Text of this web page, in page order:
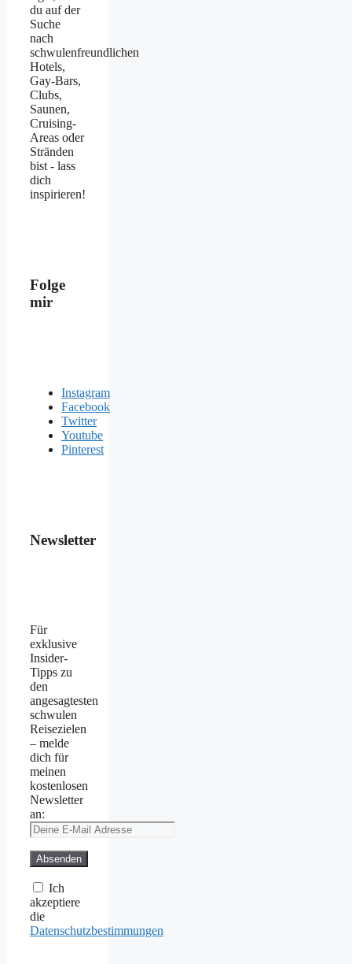
du auf der
Suche
nach
schwulenfreundlichen
Hotels,
Gay-Bars,
Clubs,
Saunen,
Cruising-
Areas oder
Stränden
bist - lass
dich
inspirieren!
Folge
mir
Instagram
Facebook
Twitter
Youtube
Pinterest
Newsletter
Für
exklusive
Insider-
Tipps zu
den
angesagtesten
schwulen
Reisezielen
– melde
dich für
meinen
kostenlosen
Newsletter
an:
Ich
akzeptiere
die
Datenschutzbestimmungen